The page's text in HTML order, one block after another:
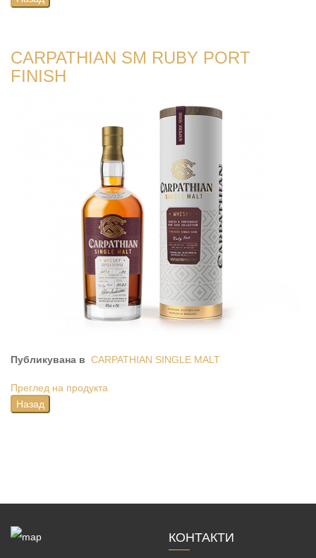
CARPATHIAN SM RUBY PORT
FINISH
Публикувана в CARPATHIAN SINGLE MALT
Преглед на продукта
КОНТАКТИ